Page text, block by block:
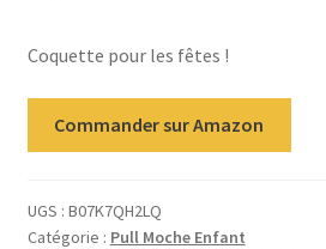
Coquette pour les fêtes !
Commander sur Amazon
UGS : B07K7QH2LQ
Catégorie : Pull Moche Enfant